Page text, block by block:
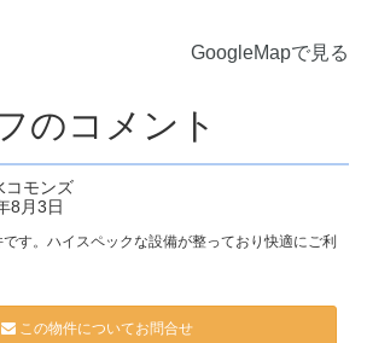
GoogleMapで見る
のコメント
コモンズ
8月3日
す。ハイスペックな設備が整っており快適にご利
この物件についてお問合せ